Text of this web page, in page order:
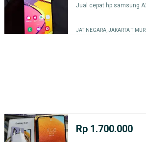
JATINEGARA, JAKARTA TIMUR
Rp 1.700.000